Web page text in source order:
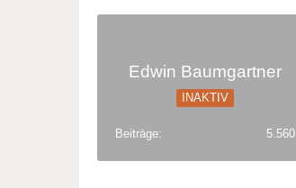
Edwin Baumgartner
INAKTIV
Beiträge 5.560